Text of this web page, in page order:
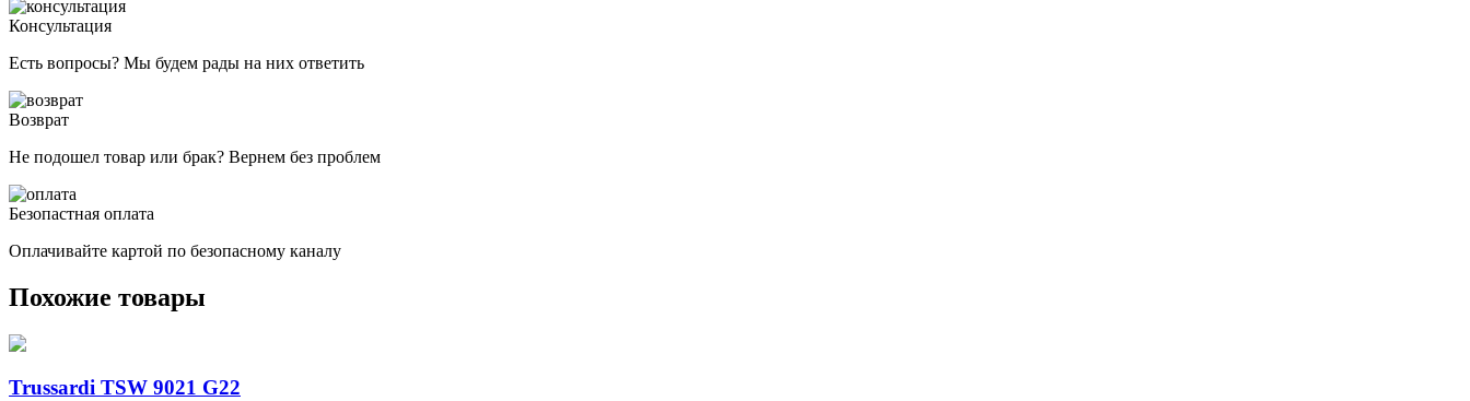
Консультация
Есть вопросы? Мы будем рады на них ответить
Возврат
Не подошел товар или брак? Вернем без проблем
Безопастная оплата
Оплачивайте картой по безопасному каналу
Похожие товары
Trussardi TSW 9021 G22